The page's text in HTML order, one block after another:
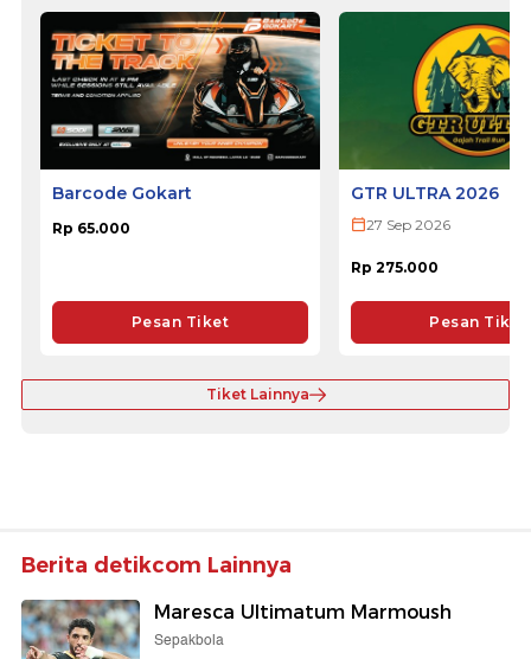
Barcode Gokart
Rp 65.000
Pesan Tiket
GTR ULTRA 2026
27 Sep 2026
Rp 275.000
Pesan Tiket
Tiket Lainnya
Berita detikcom Lainnya
Maresca Ultimatum Marmoush
Sepakbola